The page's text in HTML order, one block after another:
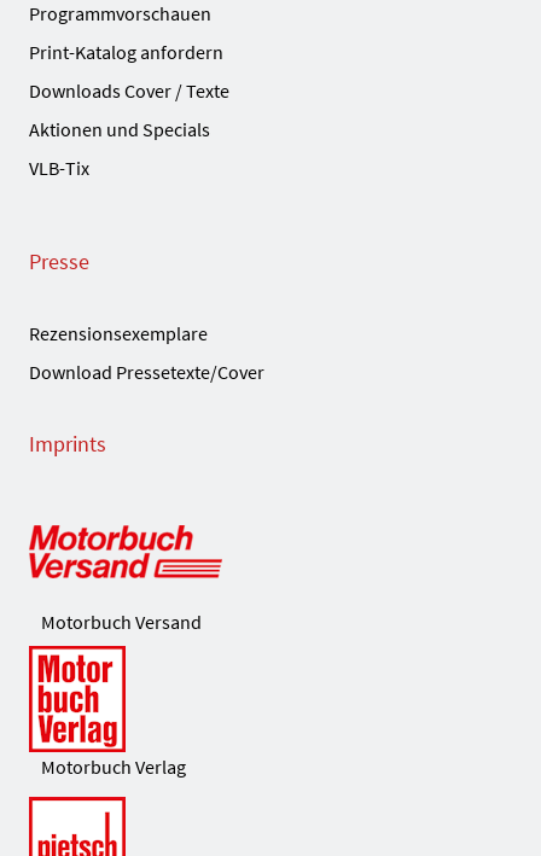
Programmvorschauen
Print-Katalog anfordern
Downloads Cover / Texte
Aktionen und Specials
VLB-Tix
Presse
Rezensionsexemplare
Download Pressetexte/Cover
Imprints
Motorbuch Versand
Motorbuch Verlag